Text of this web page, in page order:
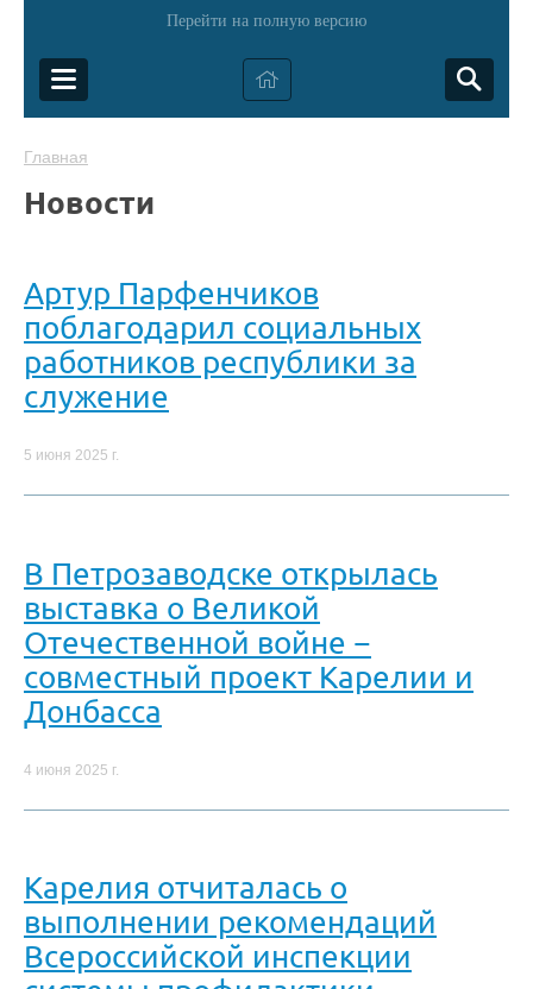
Перейти на полную версию
Главная
Новости
Артур Парфенчиков
поблагодарил социальных
работников республики за
служение
5 июня 2025 г.
В Петрозаводске открылась
выставка о Великой
Отечественной войне −
совместный проект Карелии и
Донбасса
4 июня 2025 г.
Карелия отчиталась о
выполнении рекомендаций
Всероссийской инспекции